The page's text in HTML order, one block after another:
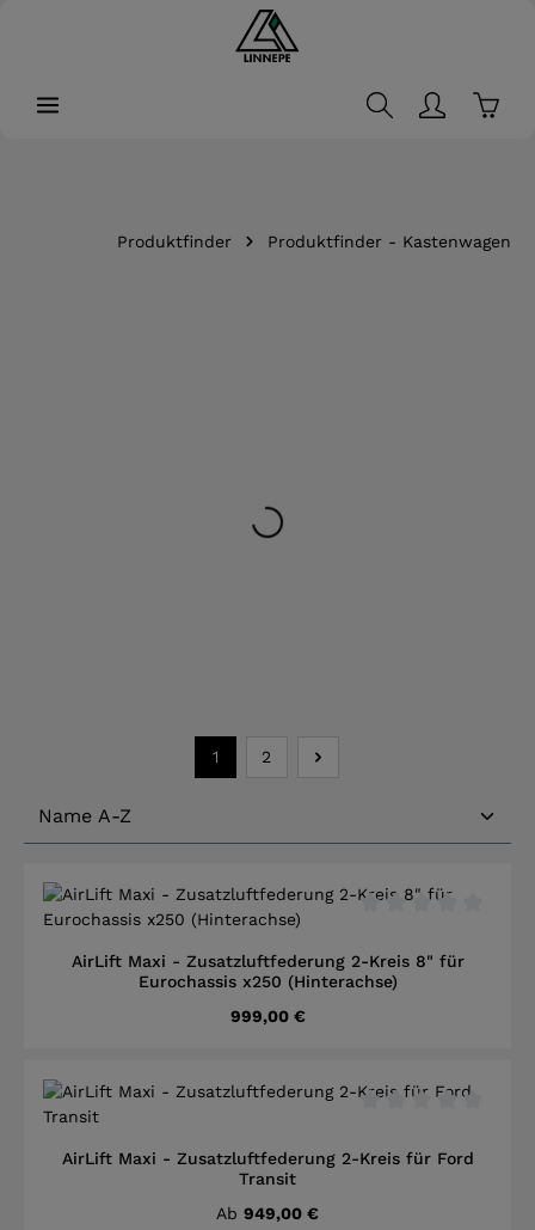
Produktfinder Produktfinder - Kastenwagen
Lädt...
Seite
1
Seite
2
AirLift Maxi - Zusatzluftfederung 2-Kreis 8" für
Eurochassis x250 (Hinterachse)
Regulärer Preis:
999,00 €
AirLift Maxi - Zusatzluftfederung 2-Kreis für Ford
Transit
Regulärer Preis:
Ab 949,00 €